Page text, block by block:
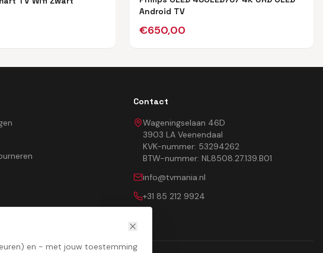
en - met jouw toestemming
Android TV
€650,00
Contact
Wageningselaan 46D
3903 LA Veenendaal
KVK-nummer: 53294262
BTW-nummer: NL8508.27.139.B01
info@tvmania.nl
+31 85 212 9924